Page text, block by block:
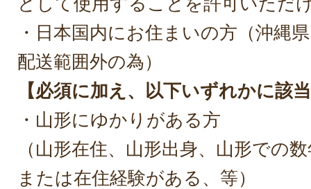
・日本国内にお住まいの方（沖縄
配送範囲外の為）
【必須に加え、以下いずれかに該
・山形にゆかりがある方
（山形在住、山形出身、山形での
または在住経験がある、等）